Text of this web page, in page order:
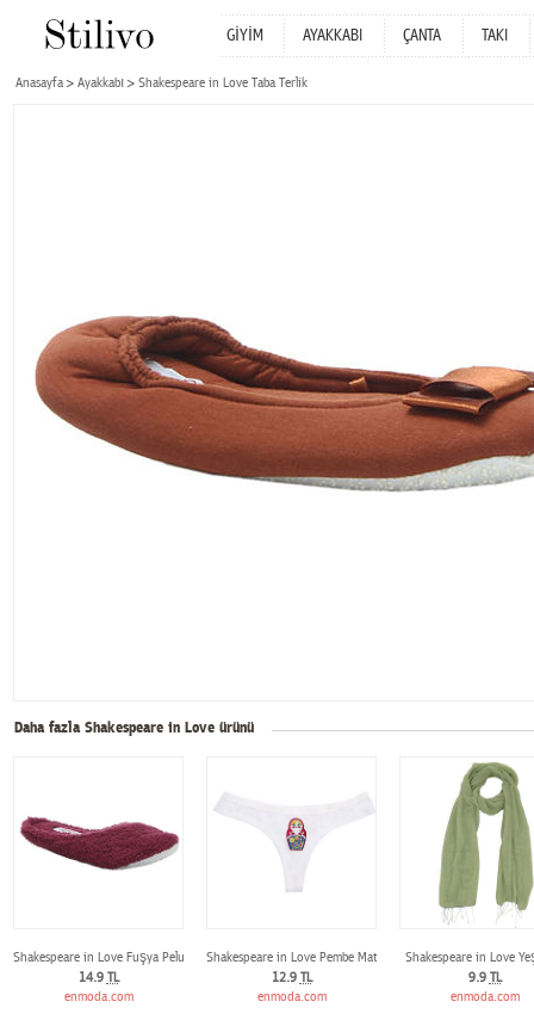
GİYİM AYAKKABI ÇANTA TAKI
Anasayfa Ayakkabı Shakespeare in Love Taba Terlik
Daha fazla Shakespeare in Love ürünü
Shakespeare in Love Fuşya Peluş Terlik
14.9 TL
enmoda.com
Shakespeare in Love Pembe Matruşkalı Beyaz G-String
12.9 TL
enmoda.com
Shakespeare in Love
9.9 TL
enmoda.com